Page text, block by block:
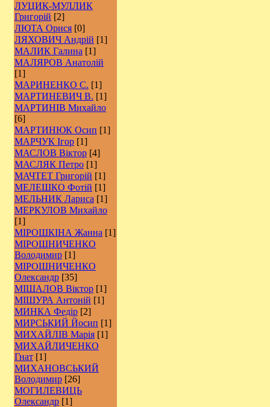
ЛУЦИК-МУЛЛИК
Григорій [2]
ЛЮТА Орися [0]
ЛЯХОВИЧ Андрій [1]
МАЛИК Галина [1]
МАЛЯРОВ Анатолій
[1]
МАРИНЕНКО С. [1]
МАРТИНЕВИЧ В. [1]
МАРТИНІВ Михайло
[6]
МАРТИНЮК Осип [1]
МАРЧУК Ігор [1]
МАСЛОВ Віктор [4]
МАСЛЯК Петро [1]
МАЧТЕТ Григорій [1]
МЕЛЕШКО Фотій [1]
МЕЛЬНИК Лариса [1]
МЕРКУЛОВ Михайло
[1]
МІРОШКІНА Жанна [1]
МІРОШНИЧЕНКО
Володимир [1]
МІРОШНИЧЕНКО
Олександр [35]
МІШАЛОВ Віктор [1]
МІШУРА Антоній [1]
МИНКА Федір [2]
МИРСЬКИЙ Йосип [1]
МИХАЙЛІВ Марія [1]
МИХАЙЛИЧЕНКО
Гнат [1]
МИХАНОВСЬКИЙ
Володимир [26]
МОГИЛЕВИЦЬ
Олександр [1]